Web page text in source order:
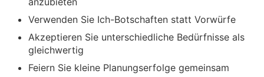
Verwenden Sie Ich-Botschaften statt Vorwürfe
Akzeptieren Sie unterschiedliche Bedürfnisse als
gleichwertig
Feiern Sie kleine Planungserfolge gemeinsam